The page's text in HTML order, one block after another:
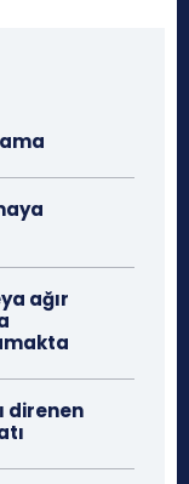
ağır
direnen